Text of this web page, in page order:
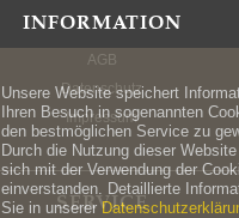
INFORMATION
AGB
Datenschutz
Impressum
SERVICE
Unsere Website speichert
Ihren Besuch in sogenannten
den bestmöglichen Service zu
Durch die Nutzung dieser
sich mit der Verwendung der
einverstanden. Detaillierte
Sie in unserer